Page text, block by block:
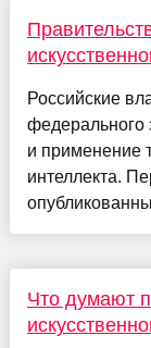
Российские
федерального
и применение
интеллекта.
Что думают